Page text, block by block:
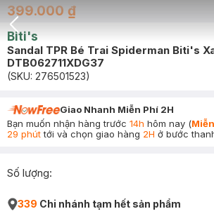
Back Icon
399.000 ₫
Biti's
Sandal TPR Bé Trai Spiderman Biti's
DTB062711XDG37
(SKU: 276501523)
Giao Nhanh Miễn Phí 2H
Bạn muốn nhận hàng trước 14h hôm nay (
29 phúttới và chọn giao hàng 2H ở bước
Số lượng:
339 Chi nhánh tạm hết sản phẩm